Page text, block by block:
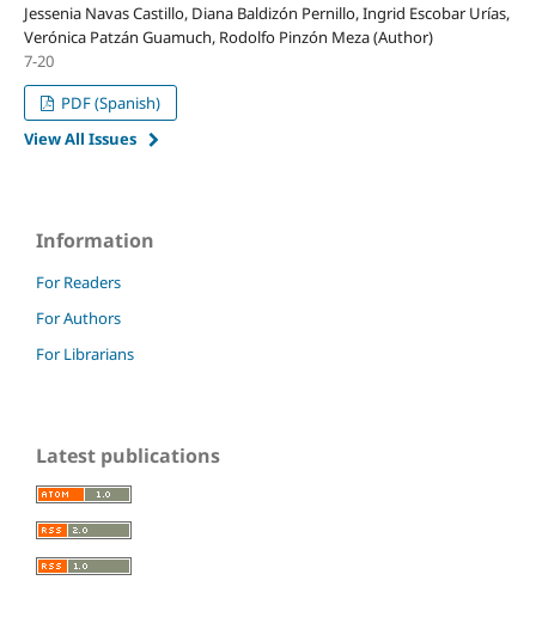
Jessenia Navas Castillo, Diana Baldizón Pernillo, Ingrid Escobar Urías,
Verónica Patzán Guamuch, Rodolfo Pinzón Meza (Author)
7-20
PDF (Spanish)
View All Issues
Information
For Readers
For Authors
For Librarians
Latest publications